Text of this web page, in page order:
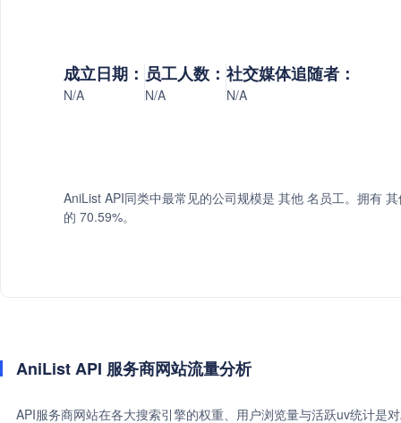
成立日期：
N/A
员工人数：
N/A
社交媒体追随者：
N/A
AniList API同类中最常见的公司规模是 其他 名员工。拥有
的 70.59%。
AniList API 服务商网站流量分析
API服务商网站在各大搜索引擎的权重、用户浏览量与活跃uv统计是